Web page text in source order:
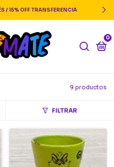
/ 15% OFF TRANSFERENCIA
0
9 productos
FILTRAR